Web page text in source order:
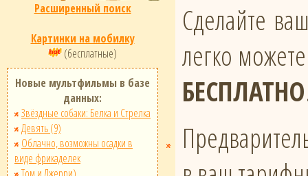
Расширенный поиск
Картинки на мобилку
(бесплатные)
Новые мультфильмы в базе
данных:
Звёздные собаки: Белка и Стрелка
Девять (9)
Облачно, возможны осадки в
виде фрикаделек
Сделайте
легко
БЕСПЛАТНО